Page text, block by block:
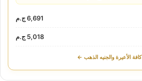
6,691 ج.م
5,018 ج.م
كافة الأعيرة والجنيه الذهب ←